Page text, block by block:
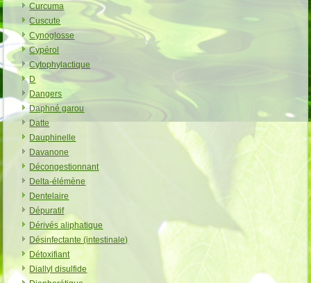
Curcuma
Cuscute
Cynoglosse
Cypérol
Cytophylactique
D
Dangers
Daphné garou
Datte
Dauphinelle
Davanone
Décongestionnant
Delta-élémène
Dentelaire
Dépuratif
Dérivés aliphatique
Désinfectante (intestinale)
Détoxifiant
Diallyl disulfide